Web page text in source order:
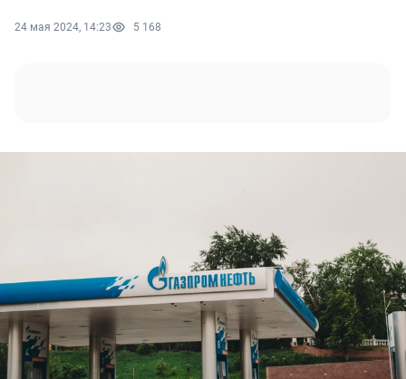
24 мая 2024, 14:23 5 168